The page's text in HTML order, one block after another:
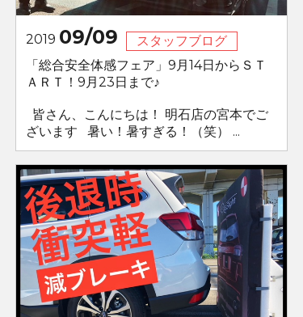
2019 09/09
スタッフブログ
「総合安全体感フェア」9月14日からＳＴ
ＡＲＴ！9月23日まで♪
皆さん、こんにちは！ 明石店の宮本でご
ざいます 暑い！暑すぎる！（笑） ...